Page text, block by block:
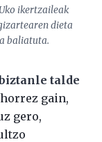
ikertzaileak
dieta
baliatuta.
talde
gain,
gero,